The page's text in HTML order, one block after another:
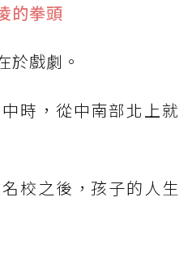
的拳頭
於戲劇。
時，從中南部北上就
校之後，孩子的人生